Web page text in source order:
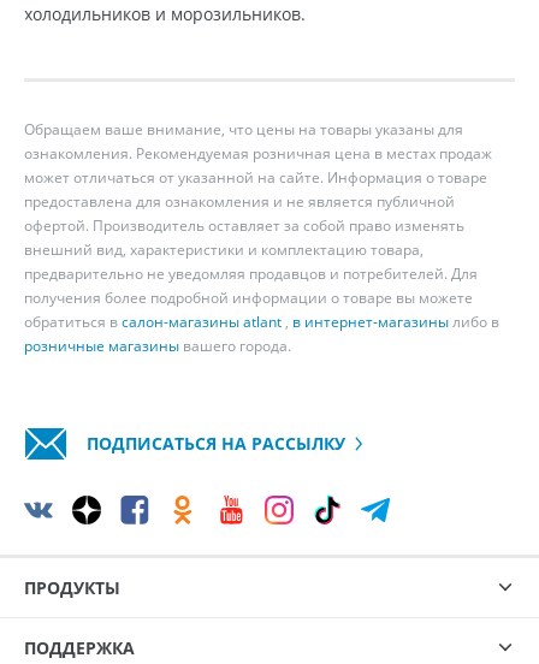
холодильников и морозильников.
Обращаем ваше внимание, что цены на товары указаны для
ознакомления. Рекомендуемая розничная цена в местах продаж
может отличаться от указанной на сайте. Информация о товаре
предоставлена для ознакомления и не является публичной
офертой. Производитель оставляет за собой право изменять
внешний вид, характеристики и комплектацию товара,
предварительно не уведомляя продавцов и потребителей. Для
получения более подробной информации о товаре вы можете
обратиться всалон-магазины atlant , в интернет-магазинылибо в
розничные магазины вашего города.
ПОДПИСАТЬСЯ НА РАССЫЛКУ
ПРОДУКТЫ
ПОДДЕРЖКА